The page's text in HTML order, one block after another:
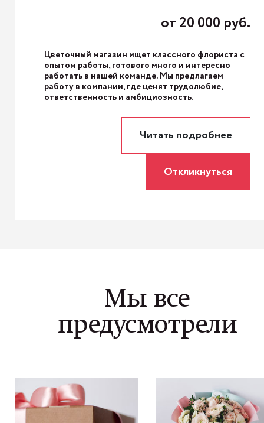
от 20 000 руб.
Цветочный магазин ищет классного флориста с
опытом работы, готового много и интересно
работать в нашей команде. Мы предлагаем
работу в компании, где ценят трудолюбие,
ответственность и амбициозность.
Читать подробнее
Откликнуться
Мы все
предусмотрели